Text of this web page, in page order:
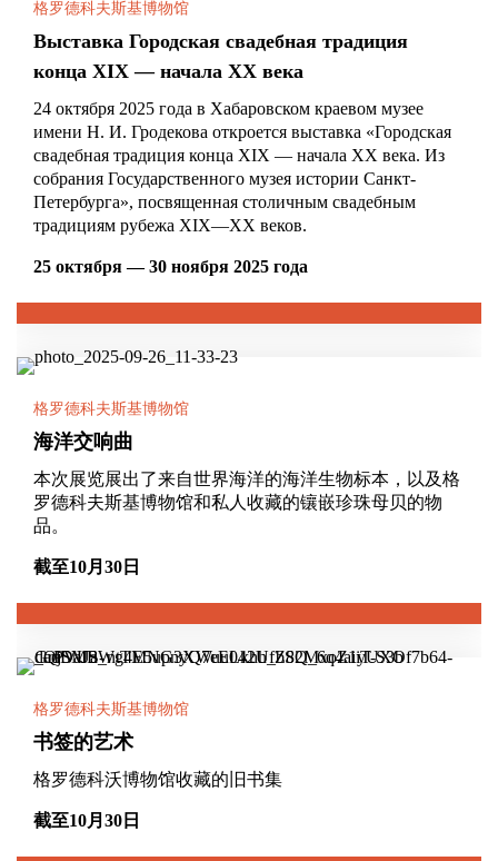
格罗德科夫斯基博物馆
Выставка Городская свадебная традиция
конца XIX — начала XX века
24 октября 2025 года в Хабаровском краевом музее
имени Н. И. Гродекова откроется выставка «Городская
свадебная традиция конца XIX — начала XX века. Из
собрания Государственного музея истории Санкт-
Петербурга», посвященная столичным свадебным
традициям рубежа XIX—XX веков.
25 октября — 30 ноября 2025 года
格罗德科夫斯基博物馆
海洋交响曲
本次展览展出了来自世界海洋的海洋生物标本，以及格
罗德科夫斯基博物馆和私人收藏的镶嵌珍珠母贝的物
品。
截至10月30日
格罗德科夫斯基博物馆
书签的艺术
格罗德科沃博物馆收藏的旧书集
截至10月30日